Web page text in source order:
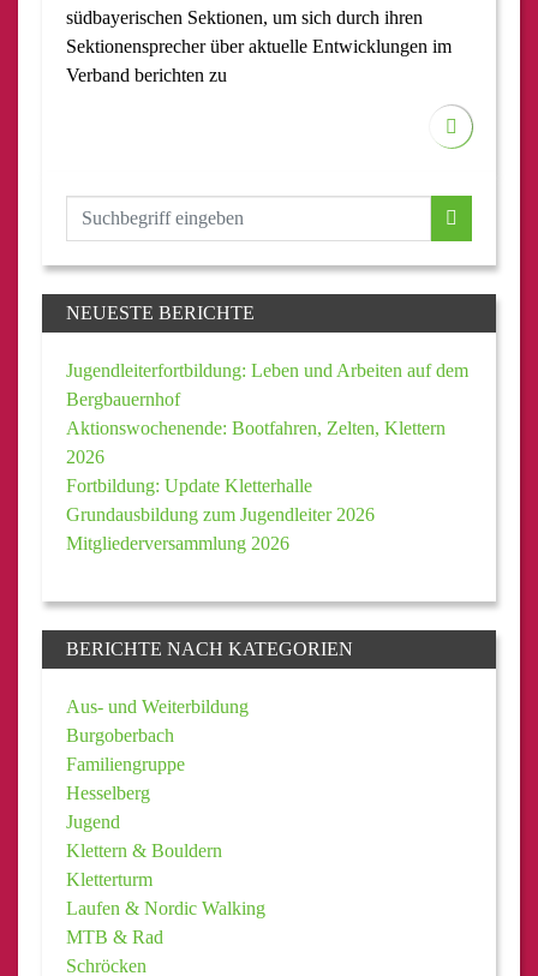
südbayerischen Sektionen, um sich durch ihren
Sektionensprecher über aktuelle Entwicklungen im
Verband berichten zu
NEUESTE BERICHTE
Jugendleiterfortbildung: Leben und Arbeiten auf dem
Bergbauernhof
Aktionswochenende: Bootfahren, Zelten, Klettern
2026
Fortbildung: Update Kletterhalle
Grundausbildung zum Jugendleiter 2026
Mitgliederversammlung 2026
BERICHTE NACH KATEGORIEN
Aus- und Weiterbildung
Burgoberbach
Familiengruppe
Hesselberg
Jugend
Klettern & Bouldern
Kletterturm
Laufen & Nordic Walking
MTB & Rad
Schröcken